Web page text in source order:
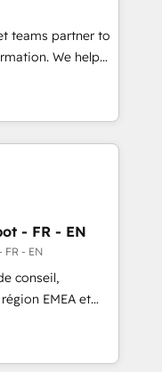
援：Salesforce・
スタム設計、履歴
応：ChatGPT・
定 ✓ HubSpotアワ
/
custom agents
teams partner to
We help
powered
HubSpot’s
expert-led
built apps,
with inbound,
UX, messaging,
🤖AI
🧩
custom
- FR - EN
FR - EN
conseil,
EMEA et
en
CRM et